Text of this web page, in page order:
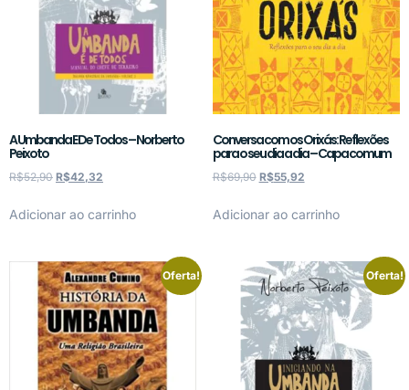
A Umbanda E De Todos – Norberto
Peixoto
R$52,90 R$42,32
Adicionar ao carrinho
Conversa com os Orixás: Reflexões
para o seu dia a dia – Capa comum
R$69,90 R$55,92
Adicionar ao carrinho
Oferta! Oferta!